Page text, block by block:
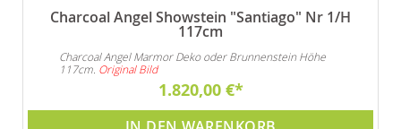
Charcoal Angel Showstein "Santiago" Nr 1/H
117cm
Charcoal Angel Marmor Deko oder Brunnenstein Höhe
117cm. Original Bild
1.820,00 €